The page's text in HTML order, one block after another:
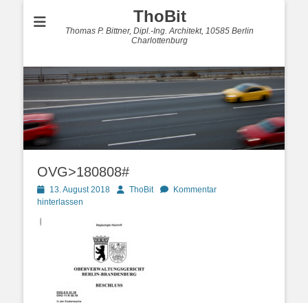
ThoBit
Thomas P. Bittner, Dipl.-Ing. Architekt, 10585 Berlin
Charlottenburg
OVG>180808#
Posted
on
13. August 2018 AutorThoBit
Kommentar
hinterlassen